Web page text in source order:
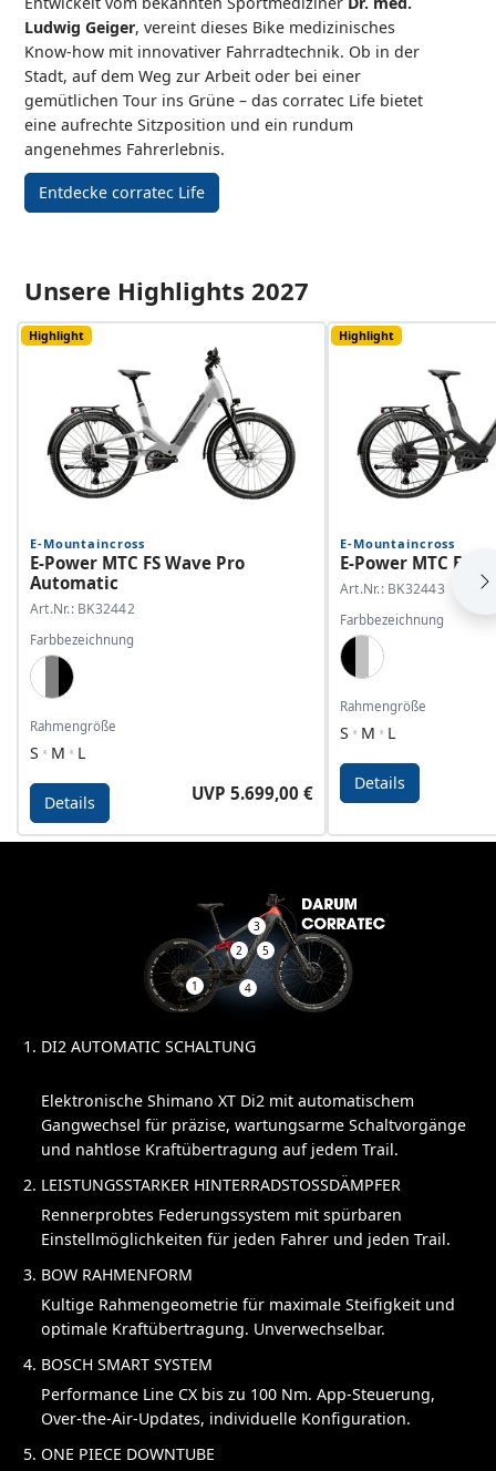
Ludwig Geiger, vereint dieses Bike medizinisches
Know-how mit innovativer Fahrradtechnik. Ob in der
Stadt, auf dem Weg zur Arbeit oder bei einer
gemütlichen Tour ins Grüne – das corratec Life bietet
eine aufrechte Sitzposition und ein rundum
angenehmes Fahrerlebnis.
Entdecke corratec Life
Unsere Highlights 2027
Highlight
E-Mountaincross
E-Power MTC FS Wave Pro
Automatic
Art.Nr.: BK32442
Farbbezeichnung
White, Grey, Black
Rahmengröße
S M L
Details UVP 5.699,00 €
Details - E-Power MTC FS Wave Pro Automatic
Highlight
E-Mountaincross
E-Power MTC FS
Art.Nr.: BK32443
Farbbezeichnung
Black, Dark
Rahmengröße
S M L
Details
Details - E-Power MTC
1
2
3
4
5
DI2 AUTOMATIC SCHALTUNG
Elektronische Shimano XT Di2 mit automatischem
Gangwechsel für präzise, wartungsarme Schaltvorgänge
und nahtlose Kraftübertragung auf jedem Trail.
LEISTUNGSSTARKER HINTERRADSTOSSDÄMPFER
Rennerprobtes Federungssystem mit spürbaren
Einstellmöglichkeiten für jeden Fahrer und jeden Trail.
BOW RAHMENFORM
Kultige Rahmengeometrie für maximale Steifigkeit und
optimale Kraftübertragung. Unverwechselbar.
BOSCH SMART SYSTEM
Performance Line CX bis zu 100 Nm. App-Steuerung,
Over-the-Air-Updates, individuelle Konfiguration.
ONE PIECE DOWNTUBE